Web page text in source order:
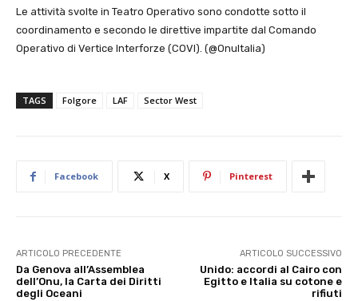
Le attività svolte in Teatro Operativo sono condotte sotto il
coordinamento e secondo le direttive impartite dal Comando
Operativo di Vertice Interforze (COVI). (@OnuItalia)
TAGS Folgore LAF Sector West
Facebook X Pinterest
ARTICOLO PRECEDENTE
Da Genova all’Assemblea
dell’Onu, la Carta dei Diritti
degli Oceani
ARTICOLO SUCCESSIVO
Unido: accordi al Cairo con
Egitto e Italia su cotone e
rifiuti